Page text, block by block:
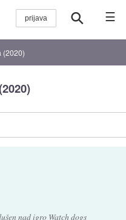
☰
(2020)
nad igro Watch dogs